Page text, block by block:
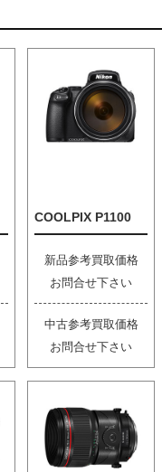
COOLPIX P1100
新品参考買取価格
お問合せ下さい
中古参考買取価格
お問合せ下さい